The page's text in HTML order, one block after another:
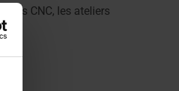
CNC, les ateliers